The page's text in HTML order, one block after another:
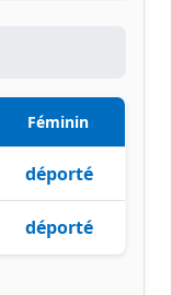
Féminin
déporté
déporté